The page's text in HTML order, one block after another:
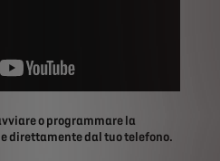
o programmare la
direttamente dal tuo telefono.